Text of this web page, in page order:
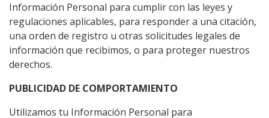
Información Personal para cumplir con las leyes y
regulaciones aplicables, para responder a una citación,
una orden de registro u otras solicitudes legales de
información que recibimos, o para proteger nuestros
derechos.
PUBLICIDAD DE COMPORTAMIENTO
Utilizamos tu Información Personal para